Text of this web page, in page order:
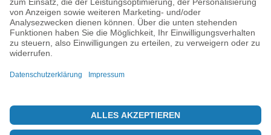
Auftrag: Kopf
Auftrag:
Positionen
Auftrag: Schnelle
Positionenerfassung
Produktionsauftrag
Abrufe